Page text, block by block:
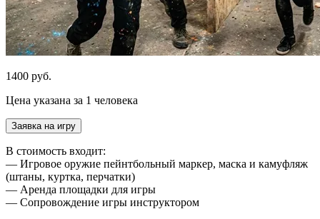
1400 руб.
Цена указана за 1 человека
Заявка на игру
В стоимость входит:
— Игровое оружие пейнтбольный маркер, маска и камуфляж
(штаны, куртка, перчатки)
— Аренда площадки для игры
— Сопровождение игры инструктором